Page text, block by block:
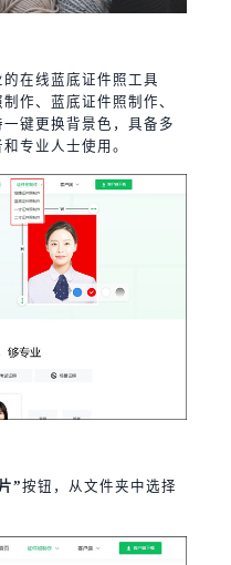
在线蓝底证件照工具
作、蓝底证件照制作、
键更换背景色，具备多
专业人士使用。
”按钮，从文件夹中选择